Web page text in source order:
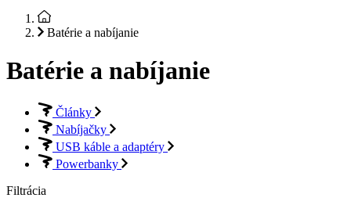
Batérie a nabíjanie
Batérie a nabíjanie
Články
Nabíjačky
USB káble a adaptéry
Powerbanky
Filtrácia